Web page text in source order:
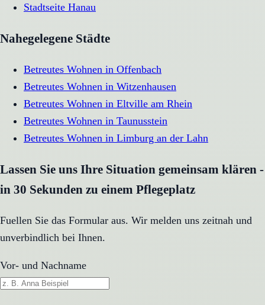
Stadtseite Hanau
Nahegelegene Städte
Betreutes Wohnen in Offenbach
Betreutes Wohnen in Witzenhausen
Betreutes Wohnen in Eltville am Rhein
Betreutes Wohnen in Taunusstein
Betreutes Wohnen in Limburg an der Lahn
Lassen Sie uns Ihre Situation gemeinsam klären -
in 30 Sekunden zu einem Pflegeplatz
Fuellen Sie das Formular aus. Wir melden uns zeitnah und
unverbindlich bei Ihnen.
Vor- und Nachname